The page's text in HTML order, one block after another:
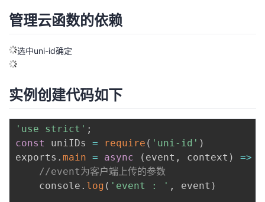
坛
圈
子
的
直
我
的
我
注
的
课
我
的
我
验
收
技
术
的
云
管理云函数的依赖
选中uni-id确定
实例创建代码如下
'use strict' ;
const
uniIDs = require ( 'uni-id' )
exports . main = async ( event , context ) =>
//event为客户端上传的参数
	console
. log ( 'event : ' , event )